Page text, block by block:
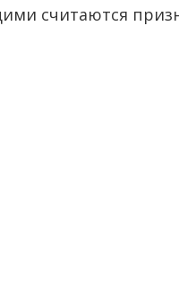
считаются